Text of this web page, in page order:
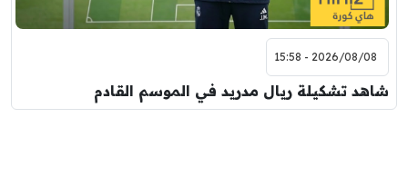
2026/08/08 - 15:58
شاهد تشكيلة ريال مدريد في الموسم القادم